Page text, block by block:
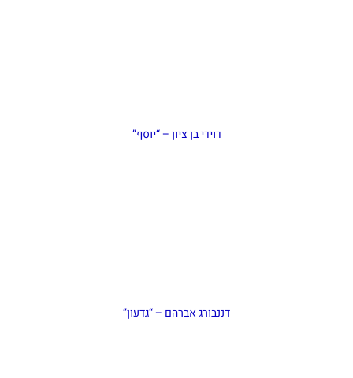
דוידי בן ציון – “יוסף”
דננבורג אברהם – “גדעון”